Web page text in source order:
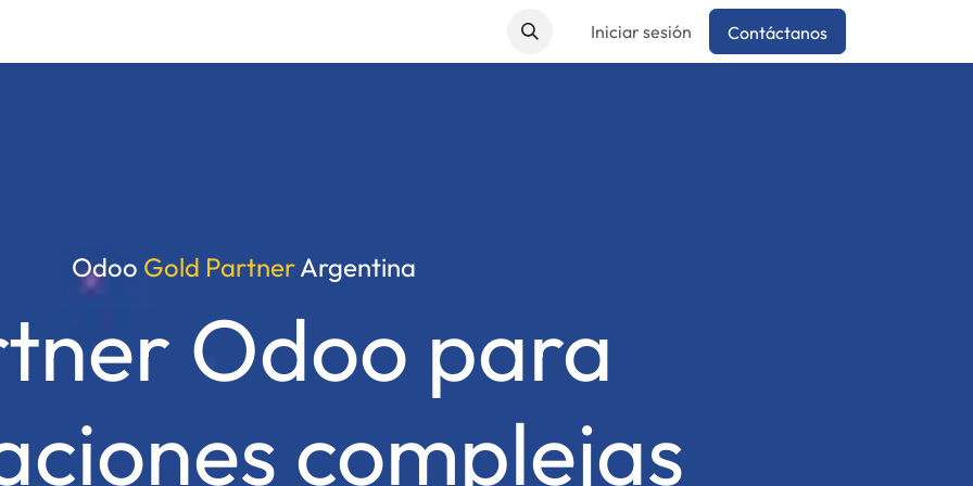
Iniciar sesión Contáctanos
Odoo Gold PartnerArgentina
Odoo para
complejas